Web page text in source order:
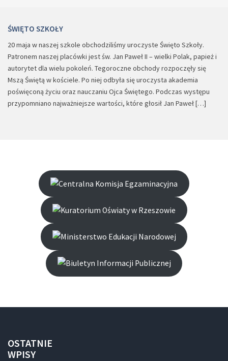
ŚWIĘTO SZKOŁY
20 maja w naszej szkole obchodziliśmy uroczyste Święto Szkoły.
Patronem naszej placówki jest św. Jan Paweł II – wielki Polak, papież i
autorytet dla wielu pokoleń. Tegoroczne obchody rozpoczęły się
Mszą Świętą w kościele. Po niej odbyła się uroczysta akademia
poświęconą życiu oraz nauczaniu Ojca Świętego. Podczas występu
przypomniano najważniejsze wartości, które głosił Jan Paweł […]
OSTATNIE
WPISY